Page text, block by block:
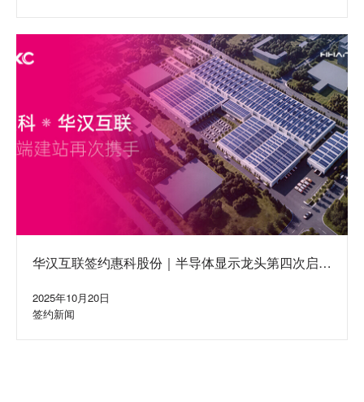
华汉互联签约惠科股份｜半导体显示龙头第四次启动
2025年10月20日
签约新闻